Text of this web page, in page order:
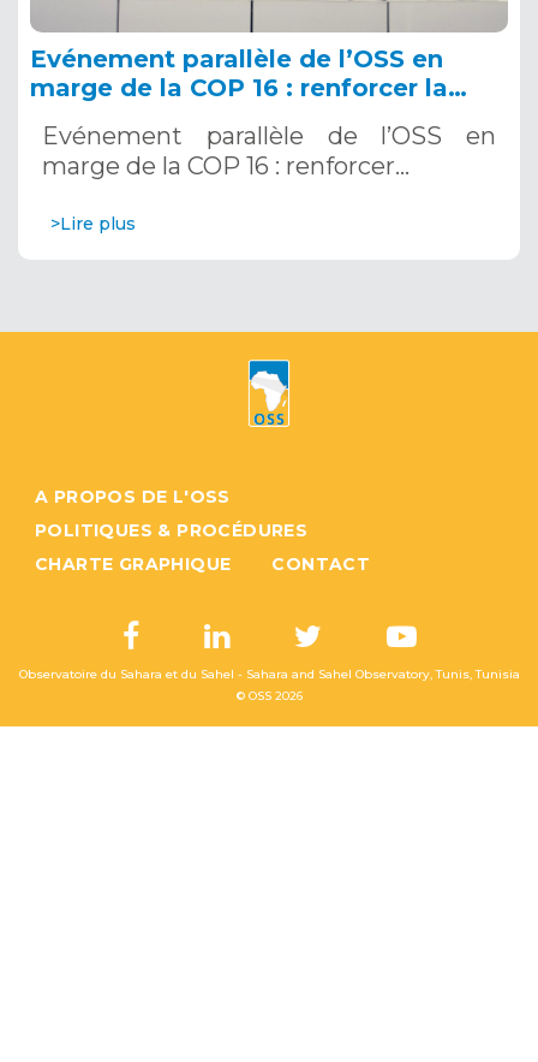
Evénement parallèle de l’OSS en
marge de la COP 16 : renforcer la
Systèmes d’Alerte Précoce
Multirisques. 12 décembre 2024
Evénement parallèle de l’OSS en
marge de la COP 16 : renforcer…
>Lire plus
A PROPOS DE L'OSS
POLITIQUES & PROCÉDURES
CHARTE GRAPHIQUE
CONTACT
Observatoire du Sahara et du Sahel - Sahara and Sahel Observatory, Tunis, Tunisia
© OSS 2026